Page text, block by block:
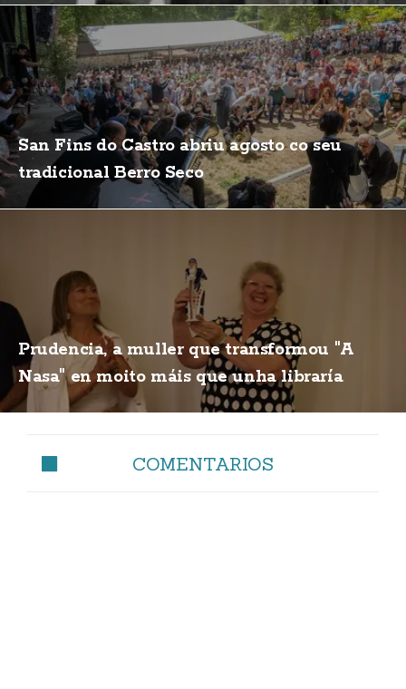
San Fins do Castro abriu agosto co seu
tradicional Berro Seco
Prudencia, a muller que transformou "A
Nasa" en moito máis que unha libraría
COMENTARIOS